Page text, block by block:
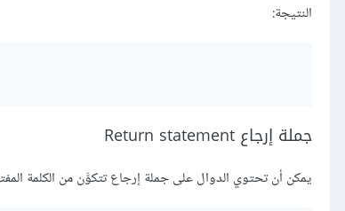
النتيجة:
جملة إرجاع Return statement
يمكن أن تحتوي الدوال على جملة إرجاع تتكوَّن من الكلمة